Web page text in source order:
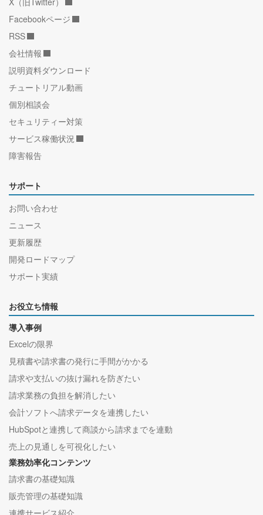
Facebookページ
RSS
会社情報
説明資料ダウンロード
チュートリアル動画
個別相談会
セキュリティー対策
サービス稼働状況
障害報告
サポート
お問い合わせ
ニュース
更新履歴
開発ロードマップ
サポート実績
お役立ち情報
導入事例
Excelの限界
見積書や請求書の発行に手間がかかる
請求や支払いの抜け漏れを防ぎたい
請求業務の負担を解消したい
会計ソフトへ請求データを連携したい
HubSpotと連携して商談から請求までを連動
売上の見通しを可視化したい
業務効率化コンテンツ
請求書の基礎知識
販売管理の基礎知識